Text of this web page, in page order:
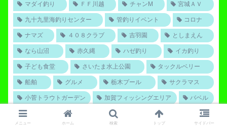
マダイ釣り ＦＦ川越 チャンM 宮城ＡＶ
九十九里海釣りセンター 管釣りイベント コロナ
ナマズ ４０８クラブ 吉羽園 としまえん
なら山沼 赤久縄 ハゼ釣り イカ釣り
子ども食堂 さいたま水上公園 タックルベリー
船舶 グルメ 栃木プール サクラマス
小菅トラウトガーデン 加賀フィッシングエリア バベル
蛇尾川フィッシングパーク イワナセンター 庭キャン
メニュー ホーム 検索 トップ サイドバー